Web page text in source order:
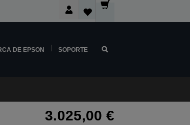
DE EPSON SOPORTE
3.025,00 €